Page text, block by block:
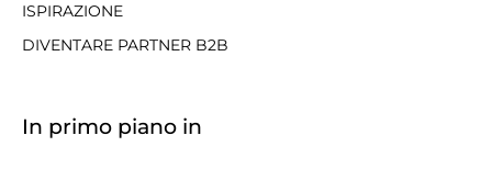
ISPIRAZIONE
DIVENTARE PARTNER B2B
In primo piano in